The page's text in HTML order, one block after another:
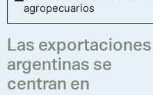
agropecuarios
Las exportaciones
argentinas se
centran en